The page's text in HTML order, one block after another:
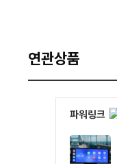
연관상품
파워링크